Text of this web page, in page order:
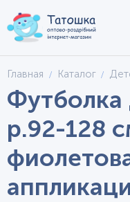
Главная Каталог
Футболка
р.92-128